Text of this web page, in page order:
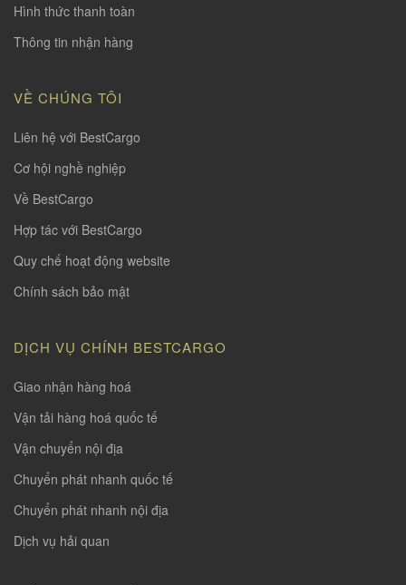
Hình thức thanh toàn
Thông tin nhận hàng
VỀ CHÚNG TÔI
Liên hệ với BestCargo
Cơ hội nghề nghiệp
Về BestCargo
Hợp tác với BestCargo
Quy chế hoạt động website
Chính sách bảo mật
DỊCH VỤ CHÍNH BESTCARGO
Giao nhận hàng hoá
Vận tải hàng hoá quốc tế
Vận chuyển nội địa
Chuyển phát nhanh quốc tế
Chuyển phát nhanh nội địa
Dịch vụ hải quan